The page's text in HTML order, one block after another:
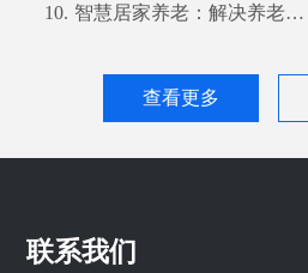
查看更多
10. 智慧居家养老：解决养老难题的新思路
联系我们